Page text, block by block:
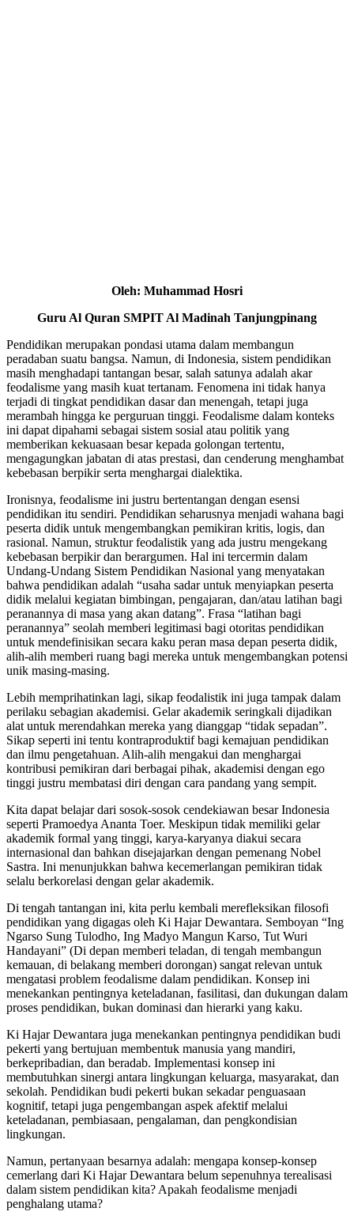
Oleh: Muhammad Hosri
Guru Al Quran SMPIT Al Madinah Tanjungpinang
Pendidikan merupakan pondasi utama dalam membangun
peradaban suatu bangsa. Namun, di Indonesia, sistem pendidikan
masih menghadapi tantangan besar, salah satunya adalah akar
feodalisme yang masih kuat tertanam. Fenomena ini tidak hanya
terjadi di tingkat pendidikan dasar dan menengah, tetapi juga
merambah hingga ke perguruan tinggi. Feodalisme dalam konteks
ini dapat dipahami sebagai sistem sosial atau politik yang
memberikan kekuasaan besar kepada golongan tertentu,
mengagungkan jabatan di atas prestasi, dan cenderung menghambat
kebebasan berpikir serta menghargai dialektika.
Ironisnya, feodalisme ini justru bertentangan dengan esensi
pendidikan itu sendiri. Pendidikan seharusnya menjadi wahana bagi
peserta didik untuk mengembangkan pemikiran kritis, logis, dan
rasional. Namun, struktur feodalistik yang ada justru mengekang
kebebasan berpikir dan berargumen. Hal ini tercermin dalam
Undang-Undang Sistem Pendidikan Nasional yang menyatakan
bahwa pendidikan adalah “usaha sadar untuk menyiapkan peserta
didik melalui kegiatan bimbingan, pengajaran, dan/atau latihan bagi
peranannya di masa yang akan datang”. Frasa “latihan bagi
peranannya” seolah memberi legitimasi bagi otoritas pendidikan
untuk mendefinisikan secara kaku peran masa depan peserta didik,
alih-alih memberi ruang bagi mereka untuk mengembangkan potensi
unik masing-masing.
Lebih memprihatinkan lagi, sikap feodalistik ini juga tampak dalam
perilaku sebagian akademisi. Gelar akademik seringkali dijadikan
alat untuk merendahkan mereka yang dianggap “tidak sepadan”.
Sikap seperti ini tentu kontraproduktif bagi kemajuan pendidikan
dan ilmu pengetahuan. Alih-alih mengakui dan menghargai
kontribusi pemikiran dari berbagai pihak, akademisi dengan ego
tinggi justru membatasi diri dengan cara pandang yang sempit.
Kita dapat belajar dari sosok-sosok cendekiawan besar Indonesia
seperti Pramoedya Ananta Toer. Meskipun tidak memiliki gelar
akademik formal yang tinggi, karya-karyanya diakui secara
internasional dan bahkan disejajarkan dengan pemenang Nobel
Sastra. Ini menunjukkan bahwa kecemerlangan pemikiran tidak
selalu berkorelasi dengan gelar akademik.
Di tengah tantangan ini, kita perlu kembali merefleksikan filosofi
pendidikan yang digagas oleh Ki Hajar Dewantara. Semboyan “Ing
Ngarso Sung Tulodho, Ing Madyo Mangun Karso, Tut Wuri
Handayani” (Di depan memberi teladan, di tengah membangun
kemauan, di belakang memberi dorongan) sangat relevan untuk
mengatasi problem feodalisme dalam pendidikan. Konsep ini
menekankan pentingnya keteladanan, fasilitasi, dan dukungan dalam
proses pendidikan, bukan dominasi dan hierarki yang kaku.
Ki Hajar Dewantara juga menekankan pentingnya pendidikan budi
pekerti yang bertujuan membentuk manusia yang mandiri,
berkepribadian, dan beradab. Implementasi konsep ini
membutuhkan sinergi antara lingkungan keluarga, masyarakat, dan
sekolah. Pendidikan budi pekerti bukan sekadar penguasaan
kognitif, tetapi juga pengembangan aspek afektif melalui
keteladanan, pembiasaan, pengalaman, dan pengkondisian
lingkungan.
Namun, pertanyaan besarnya adalah: mengapa konsep-konsep
cemerlang dari Ki Hajar Dewantara belum sepenuhnya terealisasi
dalam sistem pendidikan kita? Apakah feodalisme menjadi
penghalang utama?